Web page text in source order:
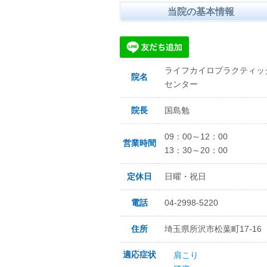
当院の基本情報
院名
ライフカイロプラクティッ
センター
院長 国島勉
営業時間
09：00～12：00
13：30～20：00
定休日 日曜・祝日
電話 04-2998-5220
住所 埼玉県所沢市松葉町17-16
適応症状
肩こり